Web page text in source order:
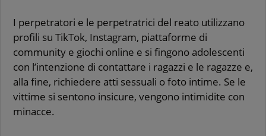
I perpetratori e le perpetratrici del reato utilizzano
profili su TikTok, Instagram, piattaforme di
community e giochi online e si fingono adolescenti
con l’intenzione di contattare i ragazzi e le ragazze e,
alla fine, richiedere atti sessuali o foto intime. Se le
vittime si sentono insicure, vengono intimidite con
minacce.